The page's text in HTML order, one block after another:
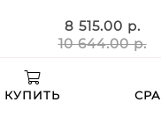
8 515.00 р.
10 644.00 р.
КУПИТЬ